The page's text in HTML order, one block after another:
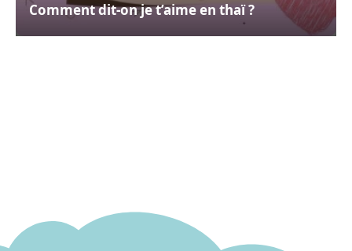
Comment dit-on je t’aime en thaï ?